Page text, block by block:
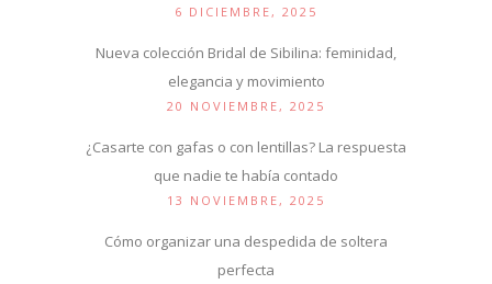
6 DICIEMBRE, 2025
Nueva colección Bridal de Sibilina: feminidad,
elegancia y movimiento
20 NOVIEMBRE, 2025
¿Casarte con gafas o con lentillas? La respuesta
que nadie te había contado
13 NOVIEMBRE, 2025
Cómo organizar una despedida de soltera
perfecta